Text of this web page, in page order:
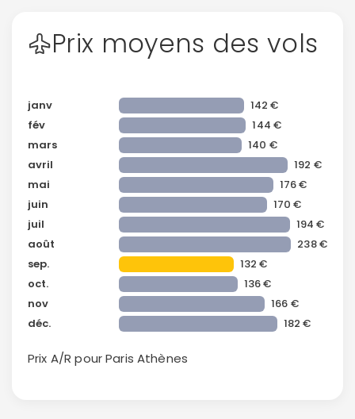
Prix moyens des vols
janv
142 €
fév
144 €
mars
140 €
avril
192 €
mai
176 €
juin
170 €
juil
194 €
août
238 €
sep.
132 €
oct.
136 €
nov
166 €
déc.
182 €
Prix A/R pour Paris Athènes